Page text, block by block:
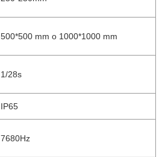
500*500 mm o 1000*1000 mm
1/28s
IP65
7680Hz